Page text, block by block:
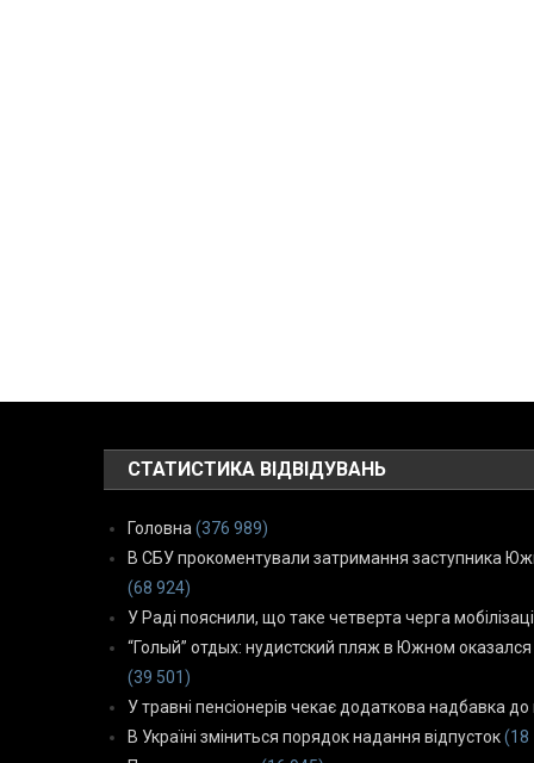
СТАТИСТИКА ВІДВІДУВАНЬ
Головна (376 989)
В СБУ прокоментували затримання заступника
(68 924)
У Раді пояснили, що таке четверта черга
“Голый” отдых: нудистский пляж в Южном
(39 501)
У травні пенсіонерів чекає додаткова надбавка до
В Україні зміниться порядок надання відпусток (18